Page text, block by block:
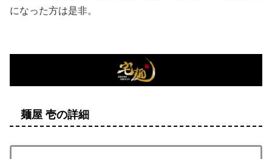
になった方は是非。
麺屋 壱の詳細